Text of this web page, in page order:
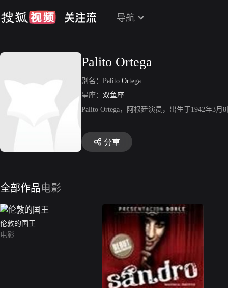
导航
Palito Ortega
别名： Palito Ortega
星座： 双鱼座
Palito Ortega，阿根廷演员，出生于1942年3
分享
全部作品电影
伦敦的国王
电影